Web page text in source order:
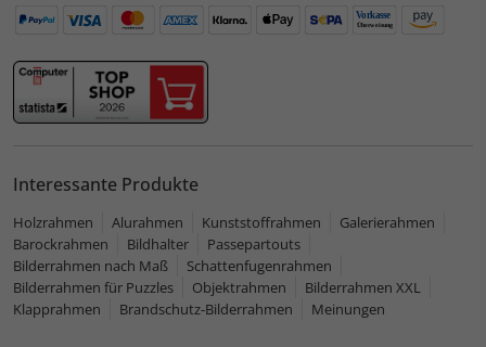
Interessante Produkte
Holzrahmen Alurahmen Kunststoffrahmen
Galerierahmen
Barockrahmen
Bildhalter
Passepartouts
Bilderrahmen nach Maß
Schattenfugenrahmen
Bilderrahmen für Puzzles
Objektrahmen
Bilderrahmen XXL
Klapprahmen
Brandschutz-Bilderrahmen Meinungen